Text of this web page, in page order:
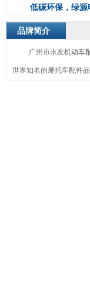
低碳环保，绿源
品牌简介
广州市永友机动车
世界知名的摩托车配件